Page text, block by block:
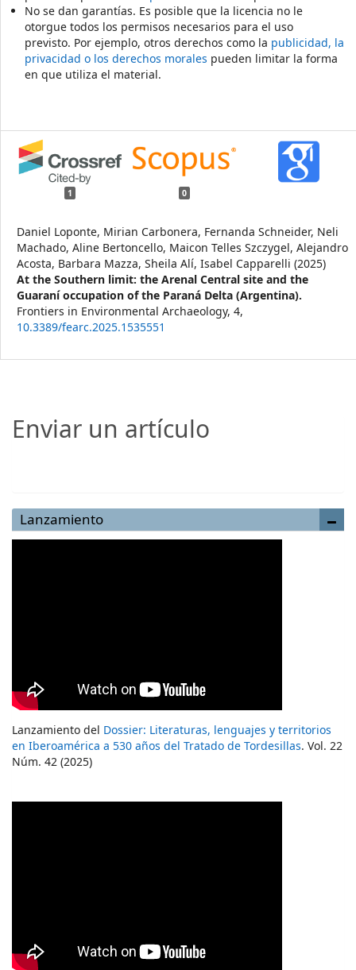
No se dan garantías. Es posible que la licencia no le
otorgue todos los permisos necesarios para el uso
previsto. Por ejemplo, otros derechos como la publicidad, la
privacidad o los derechos morales pueden limitar la forma
en que utiliza el material.
1 0
Daniel Loponte, Mirian Carbonera, Fernanda Schneider, Neli
Machado, Aline Bertoncello, Maicon Telles Szczygel, Alejandro
Acosta, Barbara Mazza, Sheila Alí, Isabel Capparelli (2025)
At the Southern limit: the Arenal Central site and the
Guaraní occupation of the Paraná Delta (Argentina).
Frontiers in Environmental Archaeology, 4,
10.3389/fearc.2025.1535551
Enviar un artículo
Lanzamiento
Lanzamiento del Dossier: Literaturas, lenguajes y territorios
en Iberoamérica a 530 años del Tratado de Tordesillas. Vol. 22
Núm. 42 (2025)